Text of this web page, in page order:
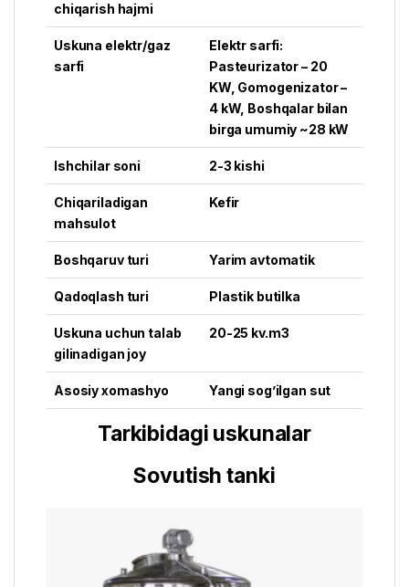
chiqarish hajmi
Uskuna elektr/gaz
sarfi
Elektr sarfi:
Pasteurizator – 20
KW, Gomogenizator –
4 kW, Boshqalar bilan
birga umumiy ~28 kW
Ishchilar soni 2-3 kishi
Chiqariladigan
mahsulot
Kefir
Boshqaruv turi Yarim avtomatik
Qadoqlash turi Plastik butilka
Uskuna uchun talab
gilinadigan joy
20-25 kv.m3
Asosiy xomashyo Yangi sog’ilgan sut
Tarkibidagi uskunalar
Sovutish tanki